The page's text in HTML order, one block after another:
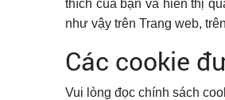
thích của bạn và hiển thị
như vậy trên Trang web,
Các cookie
Vui lòng đọc chính sách